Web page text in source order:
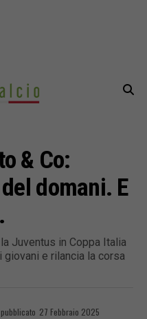
& Co:
domani. E
Juventus in Coppa Italia
e rilancia la corsa
pubblicato 27 Febbraio 2025